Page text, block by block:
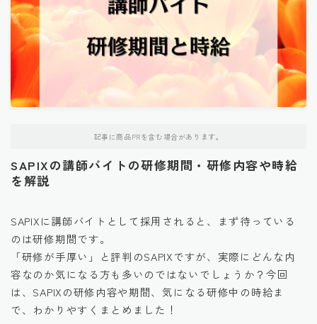
記事に商品PRを含む場合があります。
SAPIXの講師バイトの研修期間・研修内容や時給
を解説
SAPIXに講師バイトとして採用されると、まず待っている
のは研修期間です。
「研修が手厚い」と評判のSAPIXですが、実際にどんな内
容なのか気になる方も多いのではないでしょうか？今回
は、SAPIXの研修内容や期間、気になる研修中の時給ま
で、わかりやすくまとめました！